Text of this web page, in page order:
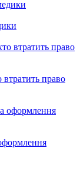
право